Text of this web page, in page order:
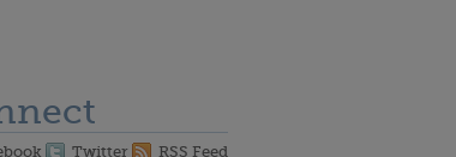
Twitter RSS Feed